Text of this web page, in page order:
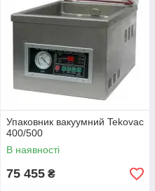
Упаковник вакуумний Tekovac
400/500
В наявності
75 455 ₴